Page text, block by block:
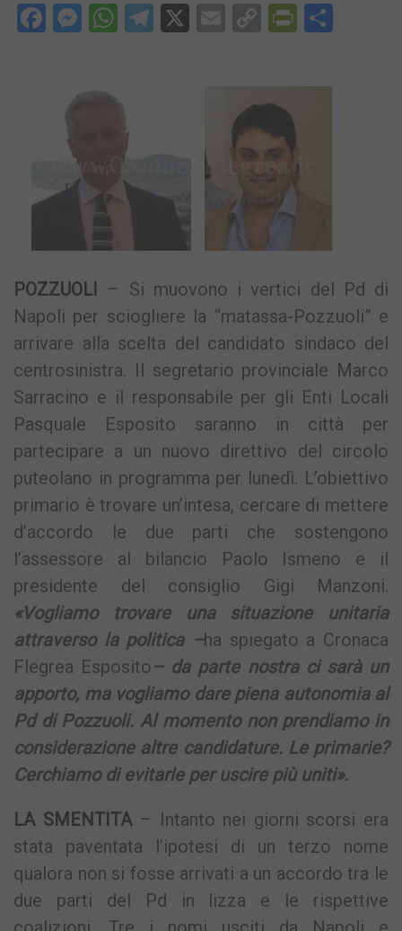
Facebook
Messenger
WhatsApp
Telegram
X EmailCopy
POZZUOLI
– Si muovono i vertici del Pd di
Napoli per sciogliere la “matassa-Pozzuoli” e
arrivare alla scelta del candidato sindaco del
centrosinistra. Il segretario provinciale Marco
Sarracino e il responsabile per gli Enti Locali
Pasquale Esposito saranno in città per
partecipare a un nuovo direttivo del circolo
puteolano in programma per lunedì. L’obiettivo
primario è trovare un’intesa, cercare di mettere
d’accordo le due parti che sostengono
l’assessore al bilancio Paolo Ismeno e il
presidente del consiglio Gigi Manzoni.
«Vogliamo trovare una situazione unitaria
attraverso la politica –ha spiegato a Cronaca
Flegrea Esposito– da parte nostra ci sarà un
apporto, ma vogliamo dare piena autonomia al
Pd di Pozzuoli. Al momento non prendiamo in
considerazione altre candidature. Le primarie?
Cerchiamo di evitarle per uscire più uniti».
LA SMENTITA– Intanto nei giorni scorsi era
stata paventata l’ipotesi di un terzo nome
qualora non si fosse arrivati a un accordo tra le
due parti del Pd in lizza e le rispettive